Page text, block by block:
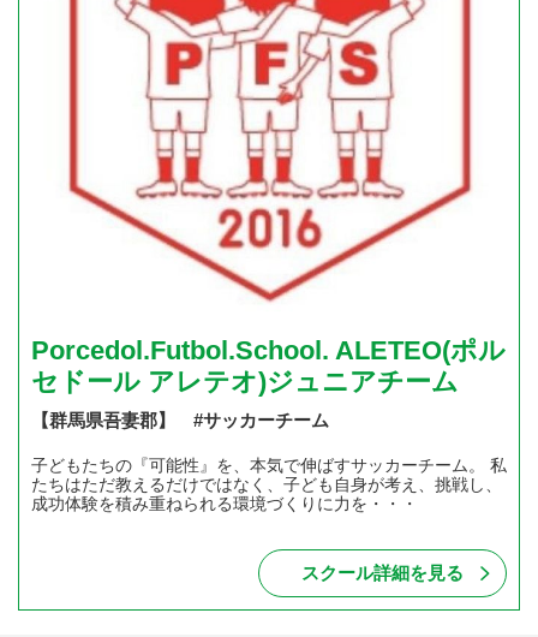
Porcedol.Futbol.School. ALETEO(ポル
セドール アレテオ)ジュニアチーム
【群馬県吾妻郡】 #サッカーチーム
子どもたちの『可能性』を、本気で伸ばすサッカーチーム。 私
たちはただ教えるだけではなく、子ども自身が考え、挑戦し、
成功体験を積み重ねられる環境づくりに力を・・・
スクール詳細を見る